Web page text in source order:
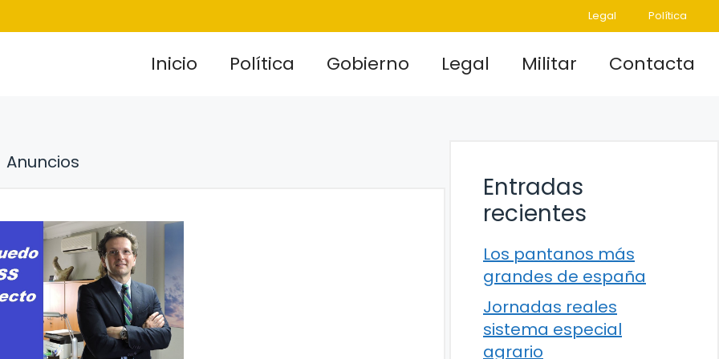
Legal Política
Inicio Política Gobierno Legal Militar Contacta
Anuncios
Entradas
recientes
Los pantanos más
grandes de españa
Jornadas reales
sistema especial
agrario